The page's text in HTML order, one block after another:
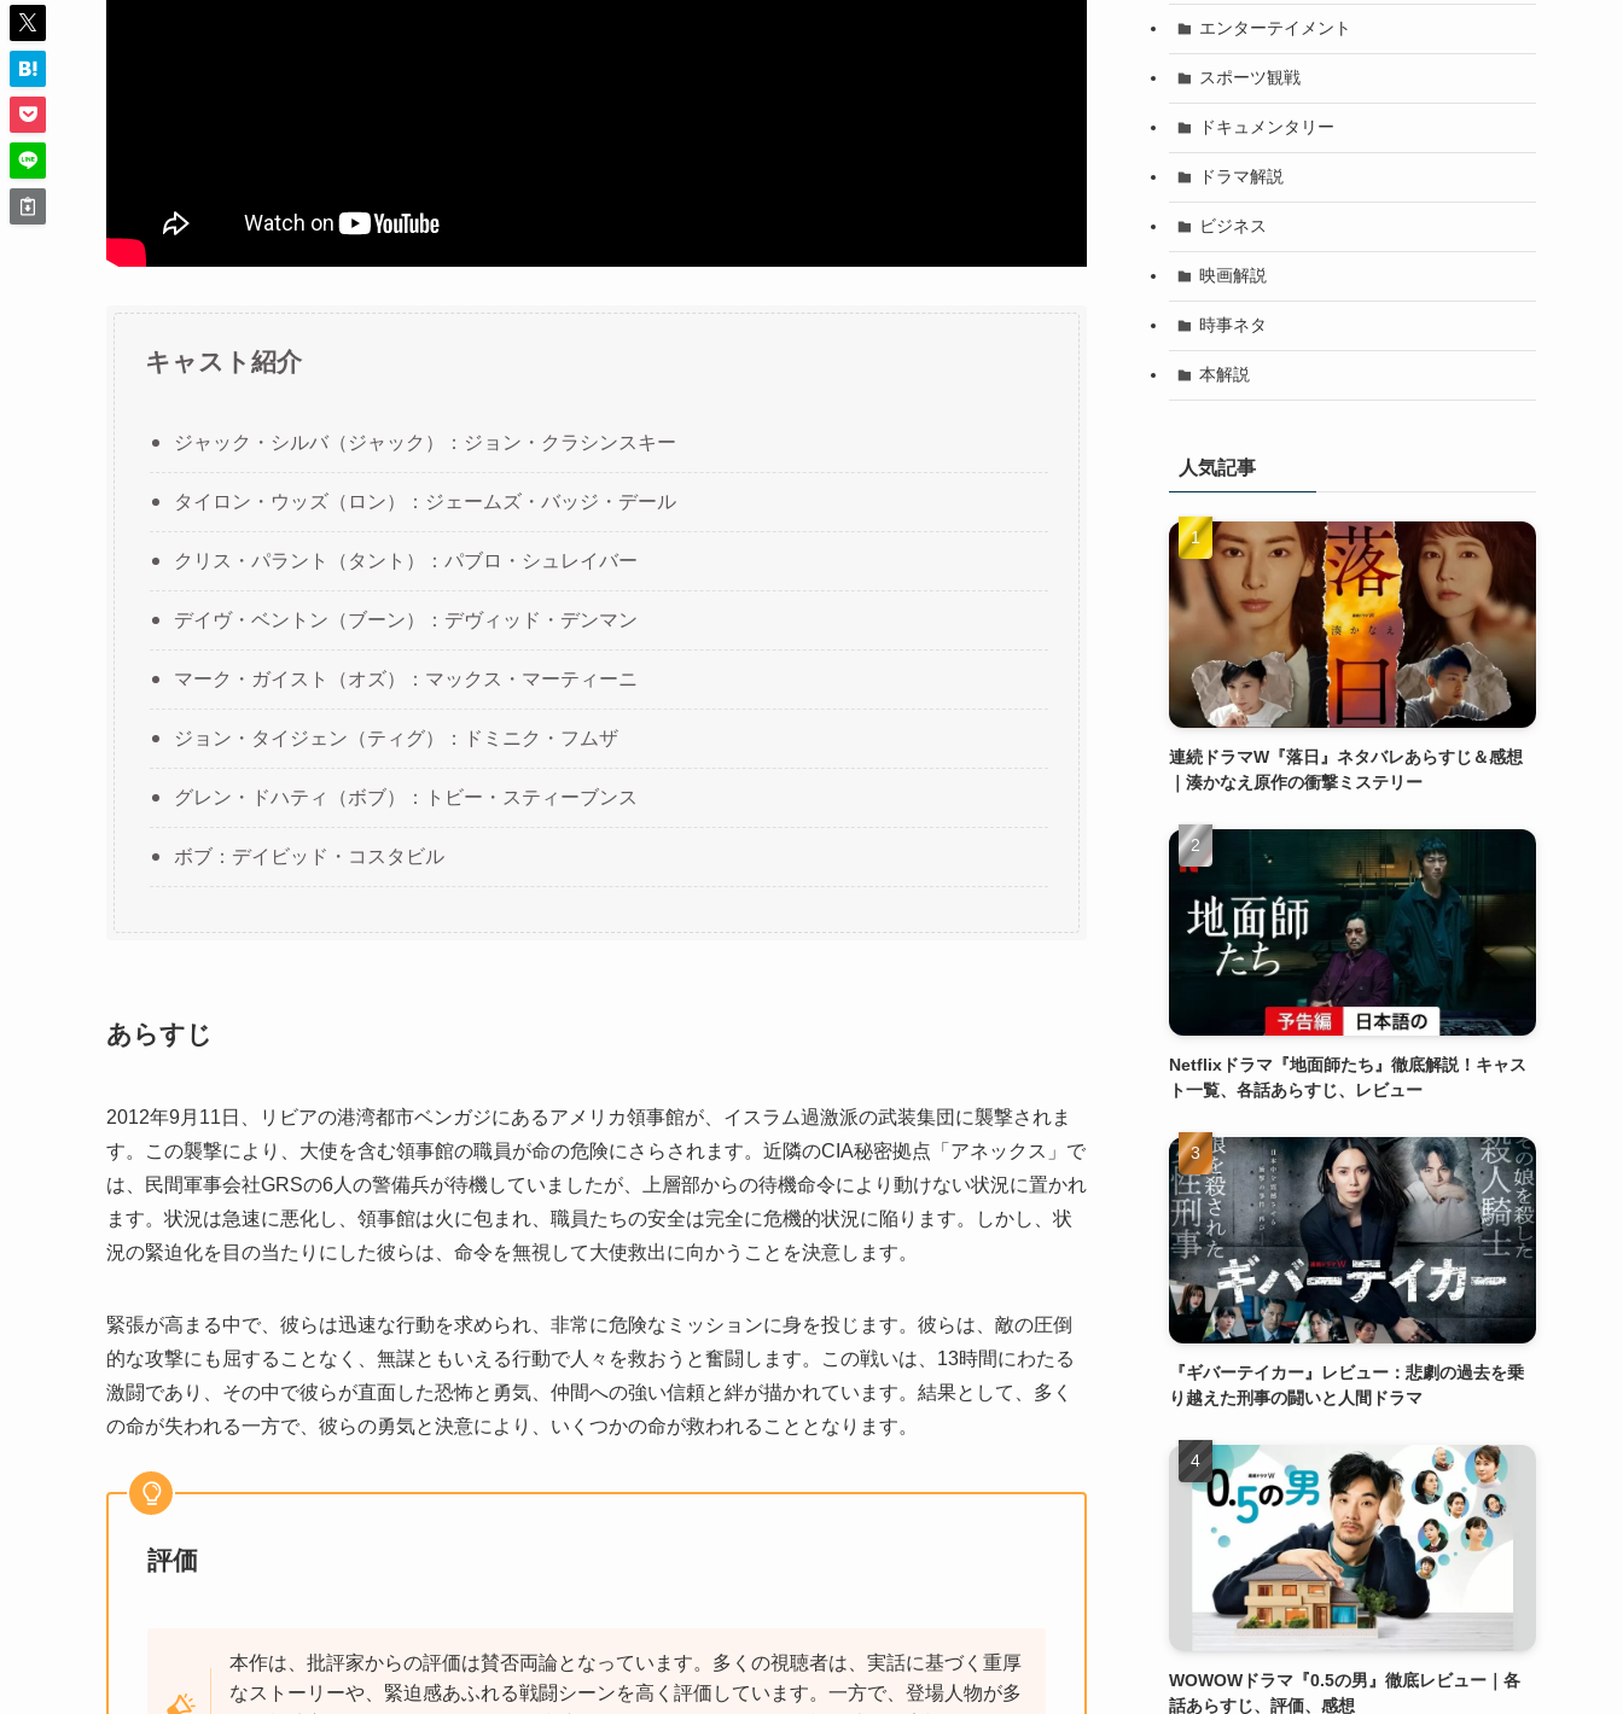
キャスト紹介
ジャック・シルバ（ジャック）：ジョン・クラシンスキー
タイロン・ウッズ（ロン）：ジェームズ・バッジ・デール
クリス・パラント（タント）：パブロ・シュレイバー
デイヴ・ベントン（ブーン）：デヴィッド・デンマン
マーク・ガイスト（オズ）：マックス・マーティーニ
ジョン・タイジェン（ティグ）：ドミニク・フムザ
グレン・ドハティ（ボブ）：トビー・スティーブンス
ボブ：デイビッド・コスタビル
あらすじ
2012年9月11日、リビアの港湾都市ベンガジにあるアメリカ領事館が、イスラム過激派の武装集団に襲撃されま
す。この襲撃により、大使を含む領事館の職員が命の危険にさらされます。近隣のCIA秘密拠点「アネックス」で
は、民間軍事会社GRSの6人の警備兵が待機していましたが、上層部からの待機命令により動けない状況に置かれ
ます。状況は急速に悪化し、領事館は火に包まれ、職員たちの安全は完全に危機的状況に陥ります。しかし、状
況の緊迫化を目の当たりにした彼らは、命令を無視して大使救出に向かうことを決意します。
緊張が高まる中で、彼らは迅速な行動を求められ、非常に危険なミッションに身を投じます。彼らは、敵の圧倒
的な攻撃にも屈することなく、無謀ともいえる行動で人々を救おうと奮闘します。この戦いは、13時間にわたる
激闘であり、その中で彼らが直面した恐怖と勇気、仲間への強い信頼と絆が描かれています。結果として、多く
の命が失われる一方で、彼らの勇気と決意により、いくつかの命が救われることとなります。
評価
本作は、批評家からの評価は賛否両論となっています。多くの視聴者は、実話に基づく重厚
なストーリーや、緊迫感あふれる戦闘シーンを高く評価しています。一方で、登場人物が多
エンターテイメント
スポーツ観戦
ドキュメンタリー
ドラマ解説
ビジネス
映画解説
時事ネタ
本解説
人気記事
連続ドラマW『落日』ネタバレあらすじ＆感想
｜湊かなえ原作の衝撃ミステリー
Netflixドラマ『地面師たち』徹底解説！キャス
ト一覧、各話あらすじ、レビュー
『ギバーテイカー』レビュー：悲劇の過去を乗
り越えた刑事の闘いと人間ドラマ
WOWOWドラマ『0.5の男』徹底レビュー｜各
話あらすじ、評価、感想